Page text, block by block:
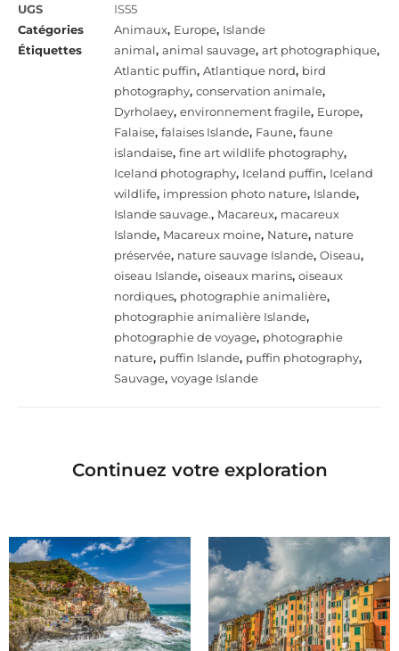
UGS
IS55
Catégories
Animaux, Europe, Islande
Étiquettes
animal, animal sauvage, art photographique,
Atlantic puffin, Atlantique nord, bird
photography, conservation animale,
Dyrholaey, environnement fragile, Europe,
Falaise, falaises Islande, Faune, faune
islandaise, fine art wildlife photography,
Iceland photography, Iceland puffin, Iceland
wildlife, impression photo nature, Islande,
Islande sauvage., Macareux, macareux
Islande, Macareux moine, Nature, nature
préservée, nature sauvage Islande, Oiseau,
oiseau Islande, oiseaux marins, oiseaux
nordiques, photographie animalière,
photographie animalière Islande,
photographie de voyage, photographie
nature, puffin Islande, puffin photography,
Sauvage, voyage Islande
Continuez votre exploration